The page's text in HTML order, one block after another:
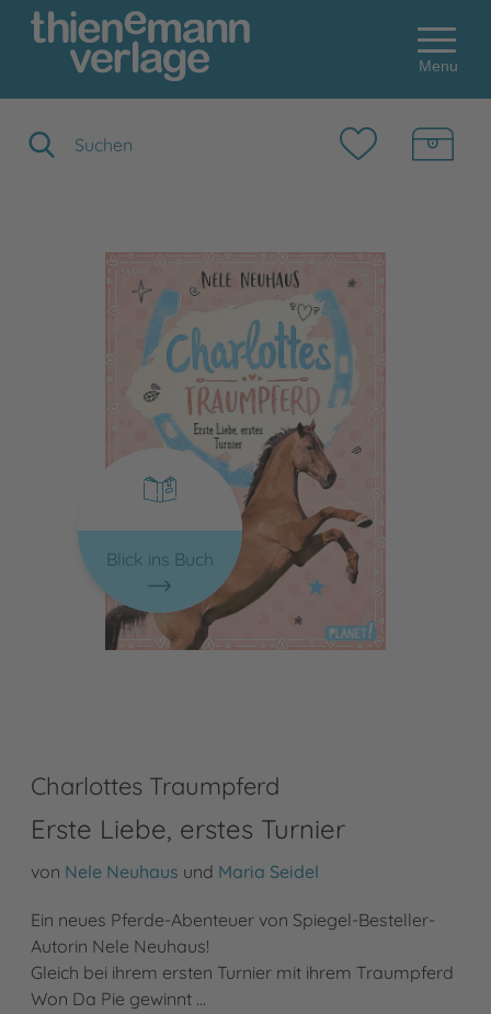
Menu
Blick ins Buch
Charlottes Traumpferd
Erste Liebe, erstes Turnier
von Nele Neuhaus und Maria Seidel
Ein neues Pferde-Abenteuer von Spiegel-Besteller-
Autorin Nele Neuhaus!
Gleich bei ihrem ersten Turnier mit ihrem Traumpferd
Won Da Pie gewinnt …